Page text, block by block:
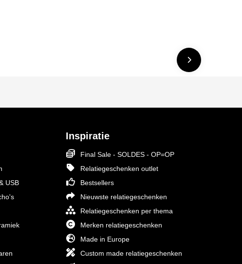
USB
Inspiratie
Final Sale - SOLDES - OP=OP
Relatiegeschenken outlet
Bestsellers
Nieuwste relatiegeschenken
Relatiegeschenken per thema
Merken relatiegeschenken
Made in Europe
Custom made relatiegeschenken